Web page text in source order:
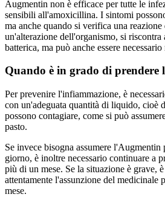
Augmentin non è efficace per tutte le
sensibili all'amoxicillina. I sintomi
ma anche quando si verifica una reazione
un'alterazione dell'organismo, si riscontra
batterica, ma può anche essere
Quando è in grado di prendere
Per prevenire l'infiammazione, è
con un'adeguata quantità di liquido, cioè
possono contagiare, come si può
pasto.
Se invece bisogna assumere
giorno, è inoltre necessario continuare a
più di un mese. Se la situazione è grave,
attentamente l'assunzione del medicinale
mese.